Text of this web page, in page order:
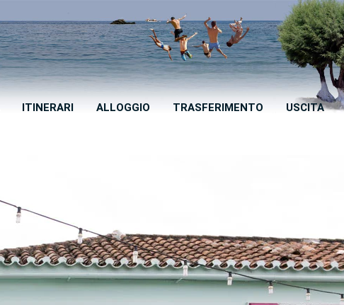
ITINERARI ALLOGGIO TRASFERIMENTO USCITA